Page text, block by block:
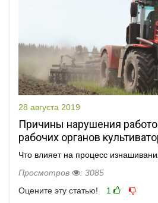
28 августа 2019
Причины нарушения
рабочих органов
Что влияет на процесс
Просмотров
: 3085
Оцените эту статью!
1